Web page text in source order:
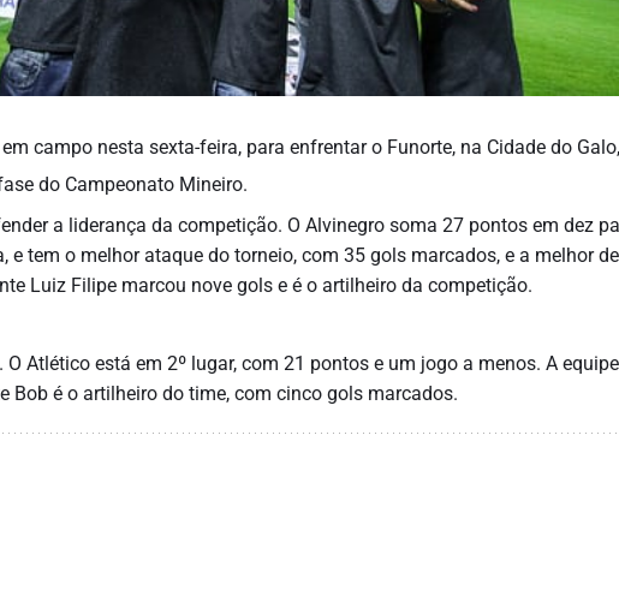
campo nesta sexta-feira, para enfrentar o Funorte, na Cidade do
do Campeonato Mineiro.
a liderança da competição. O Alvinegro soma 27 pontos em dez
e tem o melhor ataque do torneio, com 35 gols marcados, e a melhor
Luiz Filipe marcou nove gols e é o artilheiro da competição.
Atlético está em 2º lugar, com 21 pontos e um jogo a menos. A equipe
Bob é o artilheiro do time, com cinco gols marcados.